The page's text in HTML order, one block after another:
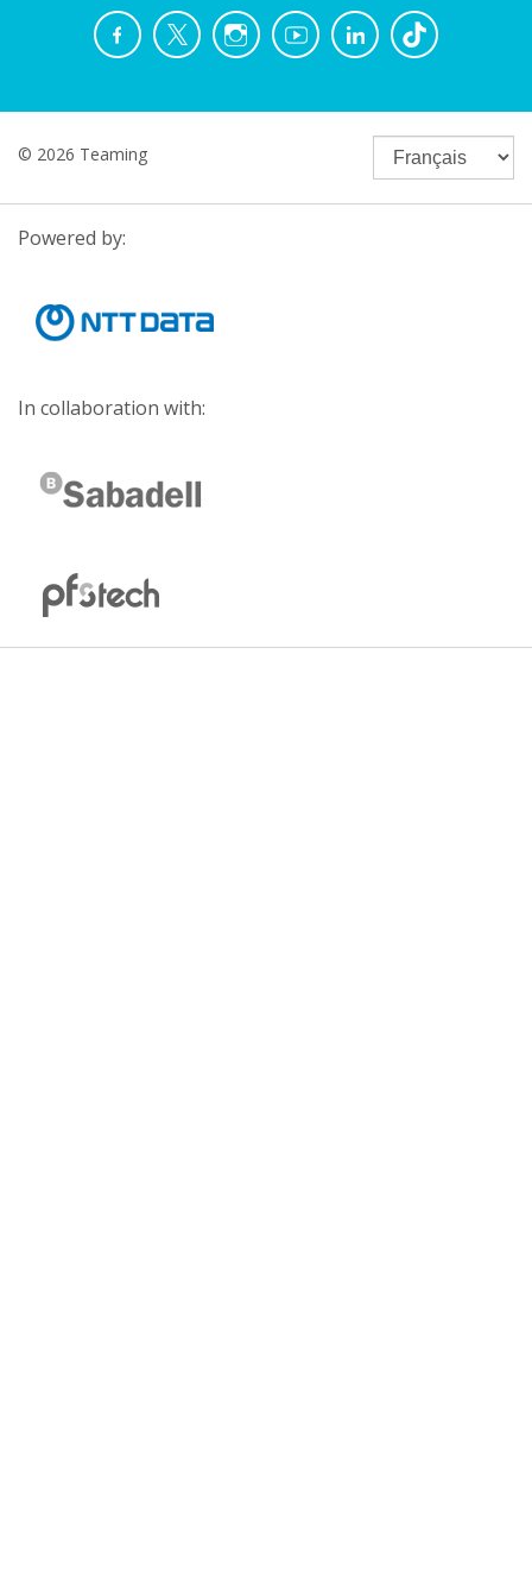
© 2026 Teaming
Powered by:
In collaboration with: